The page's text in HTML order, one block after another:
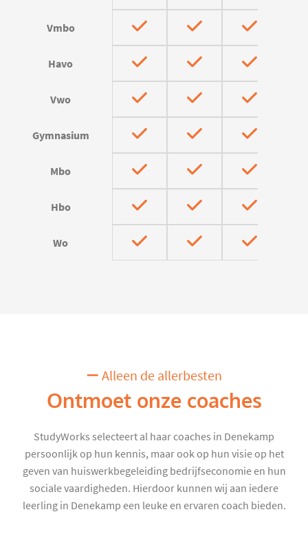
Vmbo
Havo
Vwo
Gymnasium
Mbo
Hbo
Wo
Alleen de allerbesten
Ontmoet onze coaches
StudyWorks selecteert al haar coaches in Denekamp
persoonlijk op hun kennis, maar ook op hun visie op het
geven van huiswerkbegeleiding bedrijfseconomie en hun
sociale vaardigheden. Hierdoor kunnen wij aan iedere
leerling in Denekamp een leuke en ervaren coach bieden.